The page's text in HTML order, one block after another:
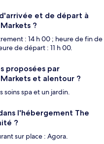
et de départ à
?
: 14 h 00 ; heure de fin de
de départ : 11 h 00.
proposées par
et alentour ?
spa et un jardin.
l'hébergement The
?
sur place : Agora.